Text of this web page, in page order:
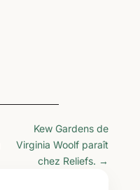
Kew Gardens de
Virginia Woolf paraît
chez Reliefs. →